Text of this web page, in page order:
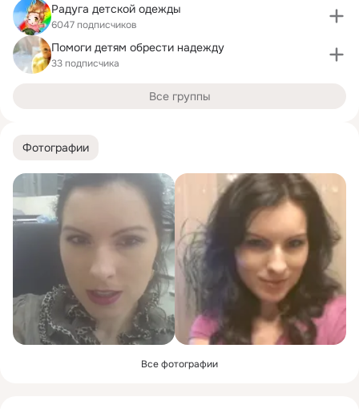
Фотографии
Все фотографии
Радуга детской одежды
6047 подписчиков
Помоги детям обрести надежду
33 подписчика
Все группы